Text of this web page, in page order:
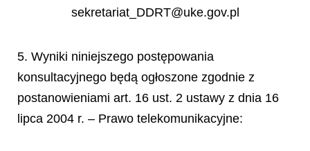
sekretariat_DDRT@uke.gov.pl
5. Wyniki niniejszego postępowania
konsultacyjnego będą ogłoszone zgodnie z
postanowieniami art. 16 ust. 2 ustawy z dnia 16
lipca 2004 r. – Prawo telekomunikacyjne: